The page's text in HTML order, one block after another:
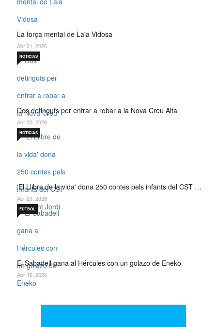
La força mental de Laia Vidosa
Abr 21, 2026
Dos detinguts per entrar a robar a la Nova Creu Alta
NOTICIAS
Abr 20, 2026
'El Llibre de la vida' dona 250 contes pels infants del CST …
NOTICIAS
Abr 20, 2026
El Sabadell gana al Hércules con un golazo de Eneko
FÚTBOL
Abr 19, 2026